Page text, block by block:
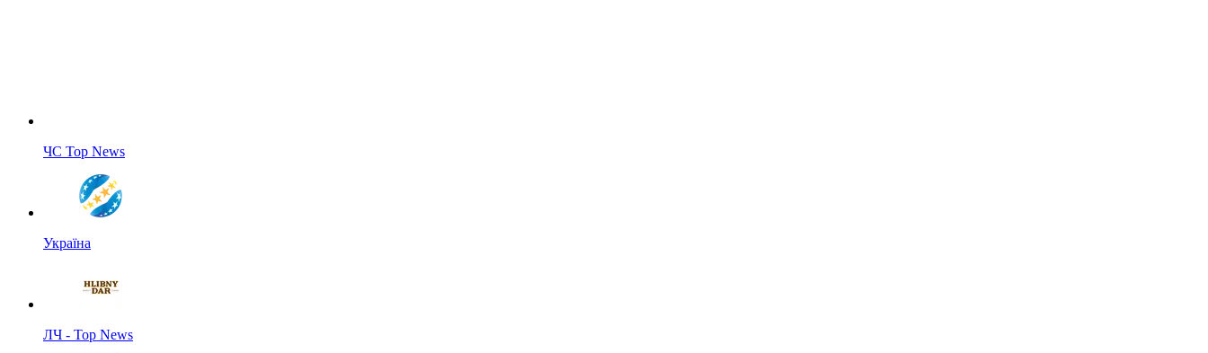
ЧС Top News
Україна
ЛЧ - Top News